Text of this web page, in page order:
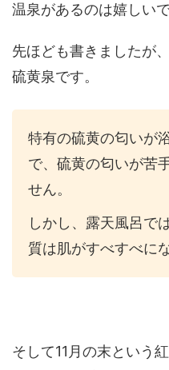
温泉があるのは嬉しいで
先ほども書きましたが
硫黄泉です。
特有の硫黄の匂いが
で、硫黄の匂いが苦
せん。
しかし、露天風呂で
質は肌がすべすべに
そして11月の末という